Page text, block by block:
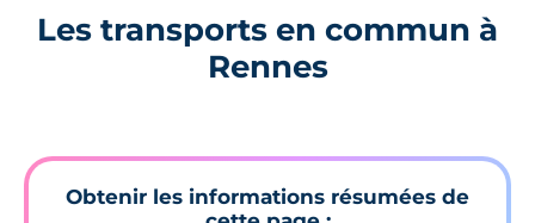
Les transports en commun à
Rennes
Obtenir les informations résumées de